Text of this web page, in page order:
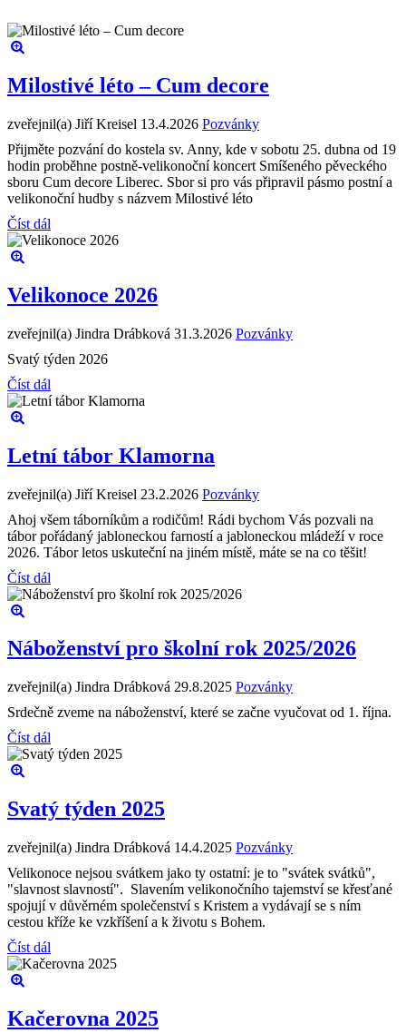
Milostivé léto – Cum decore
zveřejnil(a) Jiří Kreisel 13.4.2026 Pozvánky
Přijměte pozvání do kostela sv. Anny, kde v sobotu 25. dubna od 19
hodin proběhne postně-velikonoční koncert Smíšeného pěveckého
sboru Cum decore Liberec. Sbor si pro vás připravil pásmo postní a
velikonoční hudby s názvem Milostivé léto
Číst dál
Velikonoce 2026
zveřejnil(a) Jindra Drábková 31.3.2026 Pozvánky
Svatý týden 2026
Číst dál
Letní tábor Klamorna
zveřejnil(a) Jiří Kreisel 23.2.2026 Pozvánky
Ahoj všem táborníkům a rodičům! Rádi bychom Vás pozvali na
tábor pořádaný jabloneckou farností a jabloneckou mládeží v roce
2026. Tábor letos uskuteční na jiném místě, máte se na co těšit!
Číst dál
Náboženství pro školní rok 2025/2026
zveřejnil(a) Jindra Drábková 29.8.2025 Pozvánky
Srdečně zveme na náboženství, které se začne vyučovat od 1. října.
Číst dál
Svatý týden 2025
zveřejnil(a) Jindra Drábková 14.4.2025 Pozvánky
Velikonoce nejsou svátkem jako ty ostatní: je to "svátek svátků",
"slavnost slavností". Slavením velikonočního tajemství se křesťané
spojují v důvěrném společenství s Kristem a vydávají se s ním
cestou kříže ke vzkříšení a k životu s Bohem.
Číst dál
Kačerovna 2025